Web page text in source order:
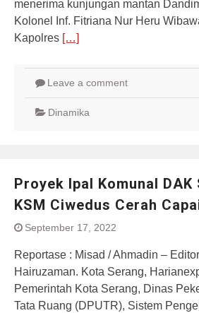
menerima kunjungan mantan
Kolonel Inf. Fitriana Nur Heru
Kapolres […]
Leave a comment
Dinamika
Proyek Ipal Komunal DAK
KSM Ciwedus Cerah
September 17, 2022
Reportase : Misad / Ahmadin –
Hairuzaman. Kota Serang,
Pemerintah Kota Serang, Dinas
Tata Ruang (DPUTR), Sistem